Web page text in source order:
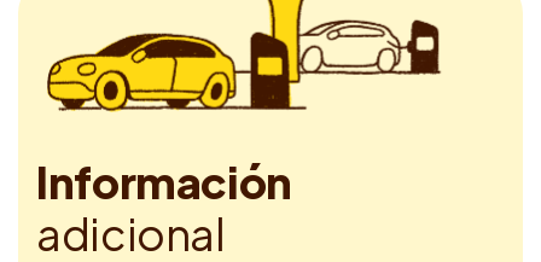
Información
adicional